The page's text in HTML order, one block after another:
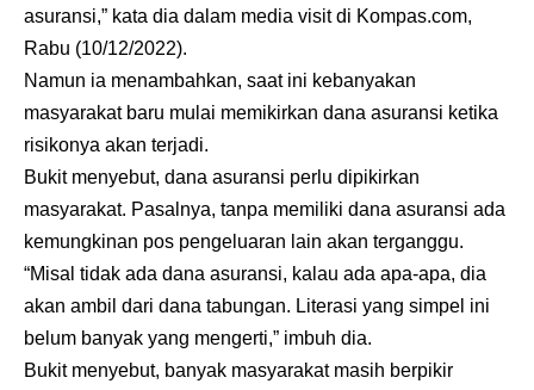
asuransi,” kata dia dalam media visit di Kompas.com,
Rabu (10/12/2022).
Namun ia menambahkan, saat ini kebanyakan
masyarakat baru mulai memikirkan dana asuransi ketika
risikonya akan terjadi.
Bukit menyebut, dana asuransi perlu dipikirkan
masyarakat. Pasalnya, tanpa memiliki dana asuransi ada
kemungkinan pos pengeluaran lain akan terganggu.
“Misal tidak ada dana asuransi, kalau ada apa-apa, dia
akan ambil dari dana tabungan. Literasi yang simpel ini
belum banyak yang mengerti,” imbuh dia.
Bukit menyebut, banyak masyarakat masih berpikir